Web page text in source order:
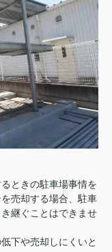
ときの駐車場事情を
売却する場合、駐車
継ぐことはできませ
下や売却しにくいと